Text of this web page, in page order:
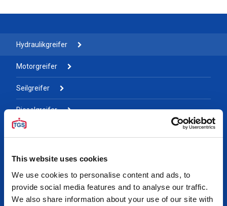
This website uses cookies
We use cookies to personalise content and ads, to
provide social media features and to analyse our traffic.
We also share information about your use of our site with
Hydraulikgreifer
Motorgreifer
Seilgreifer
Dieselgreifer
Hydraulic Power Units
Übriges